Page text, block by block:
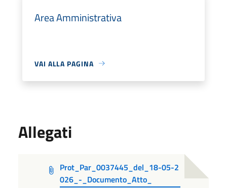
Area Amministrativa
VAI ALLA PAGINA
Allegati
Prot_Par_0037445_del_18-05-2
026_-_Documento_Atto_